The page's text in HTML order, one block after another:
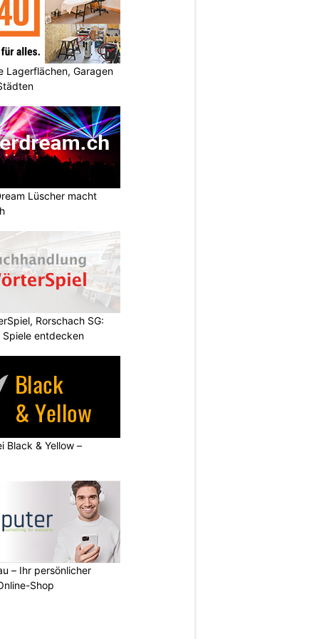
Lagerflächen, Garagen
Lüscher macht
Rorschach SG:
entdecken
Black & Yellow –
– Ihr persönlicher
Shop